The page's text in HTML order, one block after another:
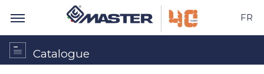
FR
Catalogue